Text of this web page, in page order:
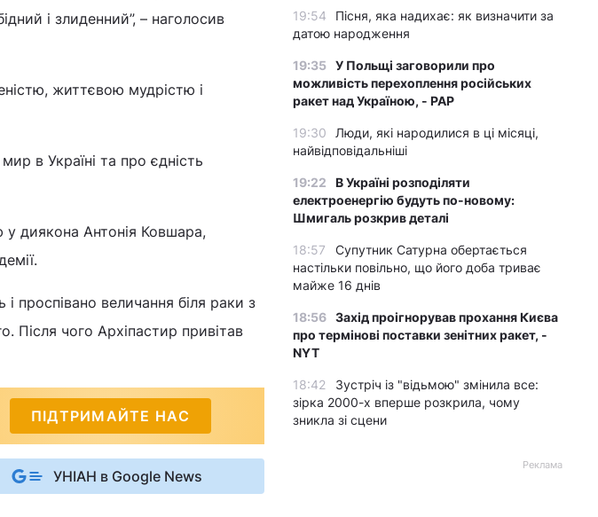
і злиденний”, – наголосив
життєвою мудрістю і
в Україні та про єдність
диякона Антонія Ковшара,
проспівано величання біля раки з
Після чого Архіпастир привітав
ПІДТРИМАЙТЕ НАС
УНІАН в Google News
19:54
Пісня, яка надихає: як визначити за
датою народження
19:35 У Польщі заговорили про
можливість перехоплення російських
ракет над Україною, - PAP
19:30
Люди, які народилися в ці місяці,
найвідповідальніші
19:22
В Україні розподіляти
електроенергію будуть по-новому:
Шмигаль розкрив деталі
18:57
Супутник Сатурна обертається
настільки повільно, що його доба триває
майже 16 днів
18:56 Захід проігнорував прохання Києва
про термінові поставки зенітних ракет, -
NYT
18:42
Зустріч із "відьмою" змінила все:
зірка 2000-х вперше розкрила, чому
зникла зі сцени
Реклама